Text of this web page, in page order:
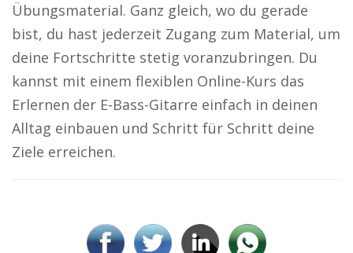
Übungsmaterial. Ganz gleich, wo du gerade
bist, du hast jederzeit Zugang zum Material, um
deine Fortschritte stetig voranzubringen. Du
kannst mit einem flexiblen Online-Kurs das
Erlernen der E-Bass-Gitarre einfach in deinen
Alltag einbauen und Schritt für Schritt deine
Ziele erreichen.